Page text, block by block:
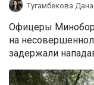
Тугамбекова Дана
Офицеры
на
задержали